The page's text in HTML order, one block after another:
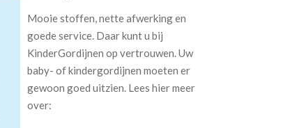
Mooie stoffen, nette afwerking en
goede service. Daar kunt u bij
KinderGordijnen op vertrouwen. Uw
baby- of kindergordijnen moeten er
gewoon goed uitzien. Lees hier meer
over: